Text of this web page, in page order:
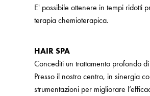
E' possibile ottenere in tempi ridotti
terapia chemioterapica.
HAIR SPA
Concediti un trattamento profondo
Presso il nostro centro, in sinergia
strumentazioni per migliorare